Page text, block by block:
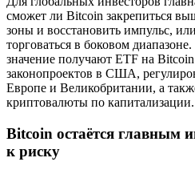
сможет ли Bitcoin закрепиться
зоны и восстановить импульс,
торговаться в боковом
значение получают ETF на
законопроектов в США,
Европе и Великобритании, а
криптовалюты по капитализации.
Bitcoin остаётся главным
к риску